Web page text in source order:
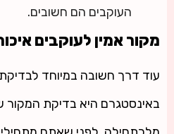
העוקבים הם חשובים.
מקור אמין לעוקבים
עוד דרך חשובה במיוחד
באינסטגרם היא בדיקת